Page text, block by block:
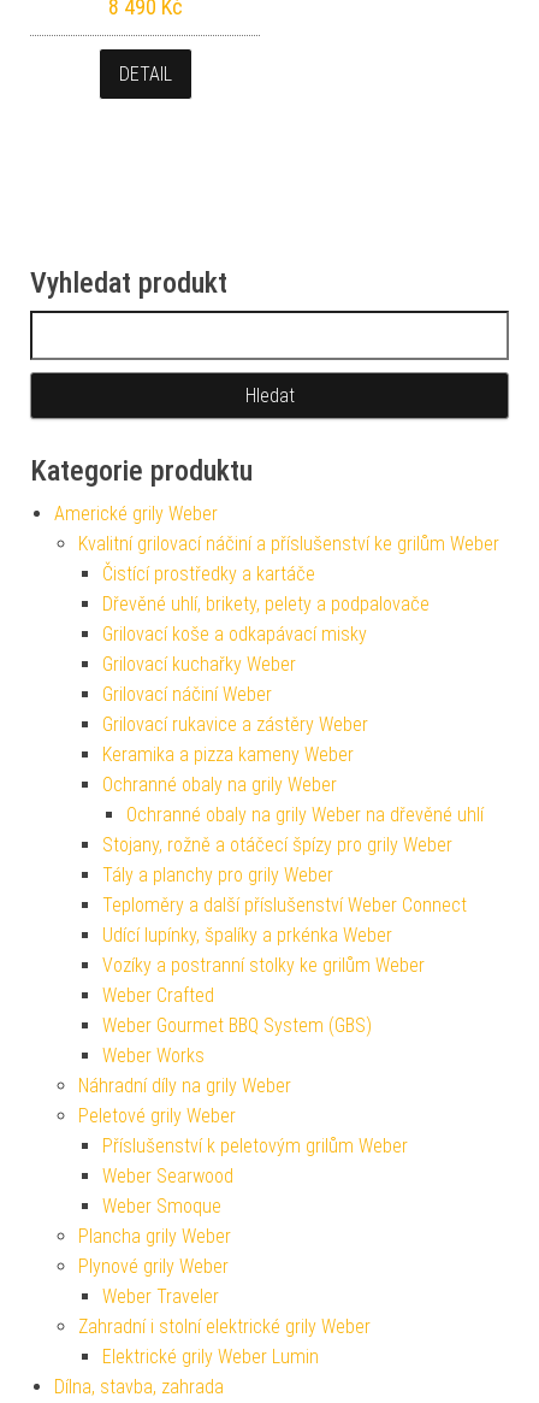
8 490 Kč
DETAIL
Vyhledat produkt
Kategorie produktu
Americké grily Weber
Kvalitní grilovací náčiní a příslušenství ke grilům Weber
Čistící prostředky a kartáče
Dřevěné uhlí, brikety, pelety a podpalovače
Grilovací koše a odkapávací misky
Grilovací kuchařky Weber
Grilovací náčiní Weber
Grilovací rukavice a zástěry Weber
Keramika a pizza kameny Weber
Ochranné obaly na grily Weber
Ochranné obaly na grily Weber na dřevěné uhlí
Stojany, rožně a otáčecí špízy pro grily Weber
Tály a planchy pro grily Weber
Teploměry a další příslušenství Weber Connect
Udící lupínky, špalíky a prkénka Weber
Vozíky a postranní stolky ke grilům Weber
Weber Crafted
Weber Gourmet BBQ System (GBS)
Weber Works
Náhradní díly na grily Weber
Peletové grily Weber
Příslušenství k peletovým grilům Weber
Weber Searwood
Weber Smoque
Plancha grily Weber
Plynové grily Weber
Weber Traveler
Zahradní i stolní elektrické grily Weber
Elektrické grily Weber Lumin
Dílna, stavba, zahrada